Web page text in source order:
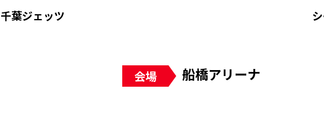
千葉ジェッツ
会場 船橋アリーナ